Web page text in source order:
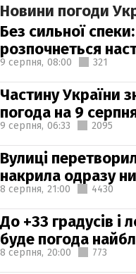
Новини погоди
Без сильної
розпочнеться
9 серпня, 08:00 321
Частину України
погода на 9
9 серпня, 06:33 2095
Вулиці
накрила одразу
8 серпня, 21:00 4430
До +33 градусів і
буде погода
8 серпня, 20:00 773